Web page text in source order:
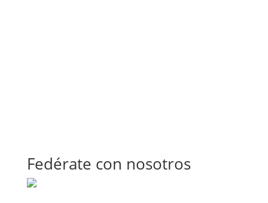
Fedérate con nosotros